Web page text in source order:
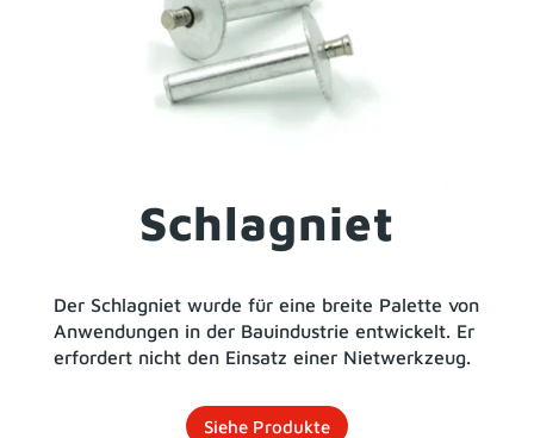
Schlagniet
Der Schlagniet wurde für eine breite Palette von
Anwendungen in der Bauindustrie entwickelt. Er
erfordert nicht den Einsatz einer Nietwerkzeug.
Siehe Produkte